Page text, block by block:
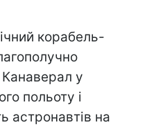
корабель-
у
польоту і
астронавтів на